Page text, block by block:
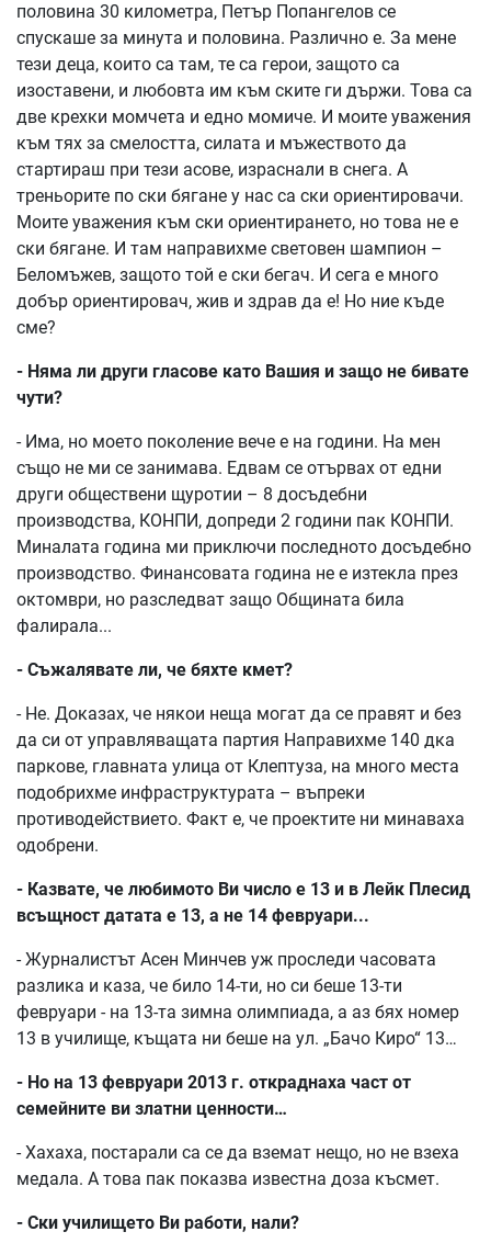
половина 30 километра, Петър Попангелов се
спускаше за минута и половина. Различно е. За мене
тези деца, които са там, те са герои, защото са
изоставени, и любовта им към ските ги държи. Това са
две крехки момчета и едно момиче. И моите уважения
към тях за смелостта, силата и мъжеството да
стартираш при тези асове, израснали в снега. А
треньорите по ски бягане у нас са ски ориентировачи.
Моите уважения към ски ориентирането, но това не е
ски бягане. И там направихме световен шампион –
Беломъжев, защото той е ски бегач. И сега е много
добър ориентировач, жив и здрав да е! Но ние къде
сме?
- Няма ли други гласове като Вашия и защо не бивате
чути?
- Има, но моето поколение вече е на години. На мен
също не ми се занимава. Едвам се отървах от едни
други обществени щуротии – 8 досъдебни
производства, КОНПИ, допреди 2 години пак КОНПИ.
Миналата година ми приключи последното досъдебно
производство. Финансовата година не е изтекла през
октомври, но разследват защо Общината била
фалирала...
- Съжалявате ли, че бяхте кмет?
- Не. Доказах, че някои неща могат да се правят и без
да си от управляващата партия Направихме 140 дка
паркове, главната улица от Клептуза, на много места
подобрихме инфраструктурата – въпреки
противодействието. Факт е, че проектите ни минаваха
одобрени.
- Казвате, че любимото Ви число е 13 и в Лейк Плесид
всъщност датата е 13, а не 14 февруари...
- Журналистът Асен Минчев уж проследи часовата
разлика и каза, че било 14-ти, но си беше 13-ти
февруари - на 13-та зимна олимпиада, а аз бях номер
13 в училище, къщата ни беше на ул. „Бачо Киро“ 13…
- Но на 13 февруари 2013 г. откраднаха част от
семейните ви златни ценности…
- Хахаха, постарали са се да вземат нещо, но не взеха
медала. А това пак показва известна доза късмет.
- Ски училището Ви работи, нали?